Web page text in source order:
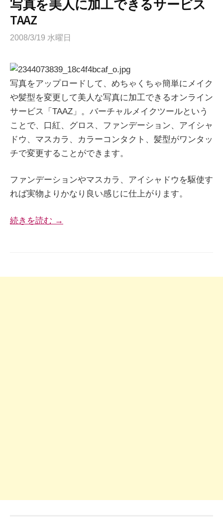
写真を美人に加工できるサービス
TAAZ
2008/3/19 水曜日
写真をアップロードして、めちゃくちゃ簡単にメイク
や髪型を変更して美人な写真に加工できるオンライン
サービス「TAAZ」。バーチャルメイクツールという
ことで、口紅、グロス、ファンデーション、アイシャ
ドウ、マスカラ、カラーコンタクト、髪型がワンタッ
チで変更することができます。
ファンデーションやマスカラ、アイシャドウを駆使す
れば実物よりかなり良い感じに仕上がります。
続きを読む →